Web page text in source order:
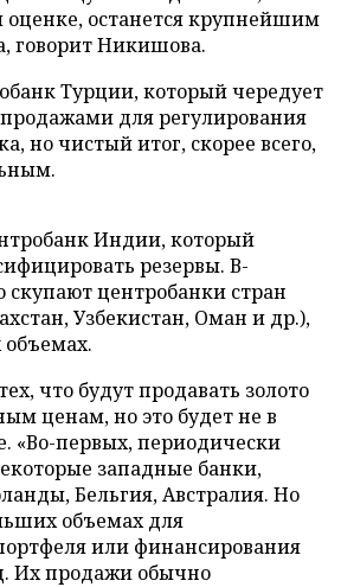
оценке, останется крупнейшим
говорит Никишова.
Турции, который чередует
для регулирования
но чистый итог, скорее всего,
Индии, который
резервы. В-
скупают центробанки стран
Узбекистан, Оман и др.),
что будут продавать золото
ценам, но это будет не в
«Во-первых, периодически
западные банки,
Бельгия, Австралия. Но
объемах для
или финансирования
Их продажи обычно